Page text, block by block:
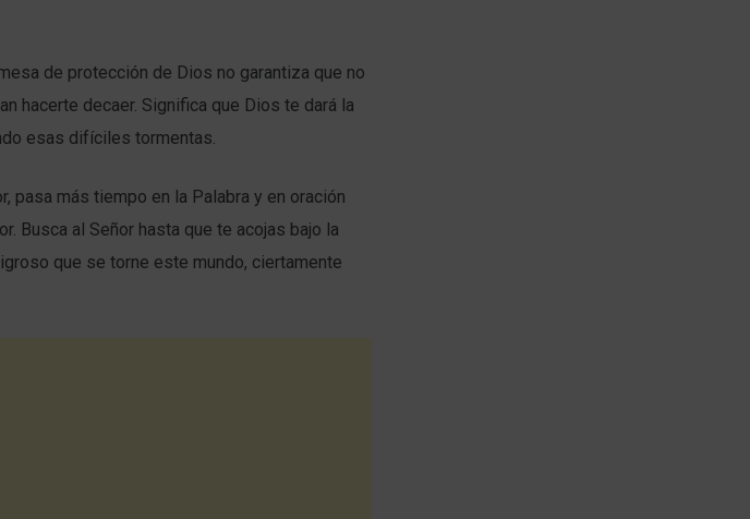
de protección de Dios no garantiza que no
hacerte decaer. Significa que Dios te dará la
esas difíciles tormentas.
pasa más tiempo en la Palabra y en oración
Busca al Señor hasta que te acojas bajo la
que se torne este mundo, ciertamente